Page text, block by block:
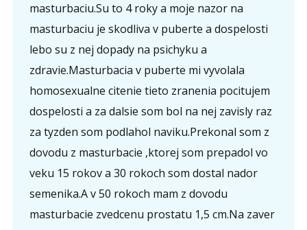
masturbaciu.Su to 4 roky a moje nazor na
masturbaciu je skodliva v puberte a dospelosti
lebo su z nej dopady na psichyku a
zdravie.Masturbacia v puberte mi vyvolala
homosexualne citenie tieto zranenia pocitujem
dospelosti a za dalsie som bol na nej zavisly raz
za tyzden som podlahol naviku.Prekonal som z
dovodu z masturbacie ,ktorej som prepadol vo
veku 15 rokov a 30 rokoch som dostal nador
semenika.A v 50 rokoch mam z dovodu
masturbacie zvedcenu prostatu 1,5 cm.Na zaver